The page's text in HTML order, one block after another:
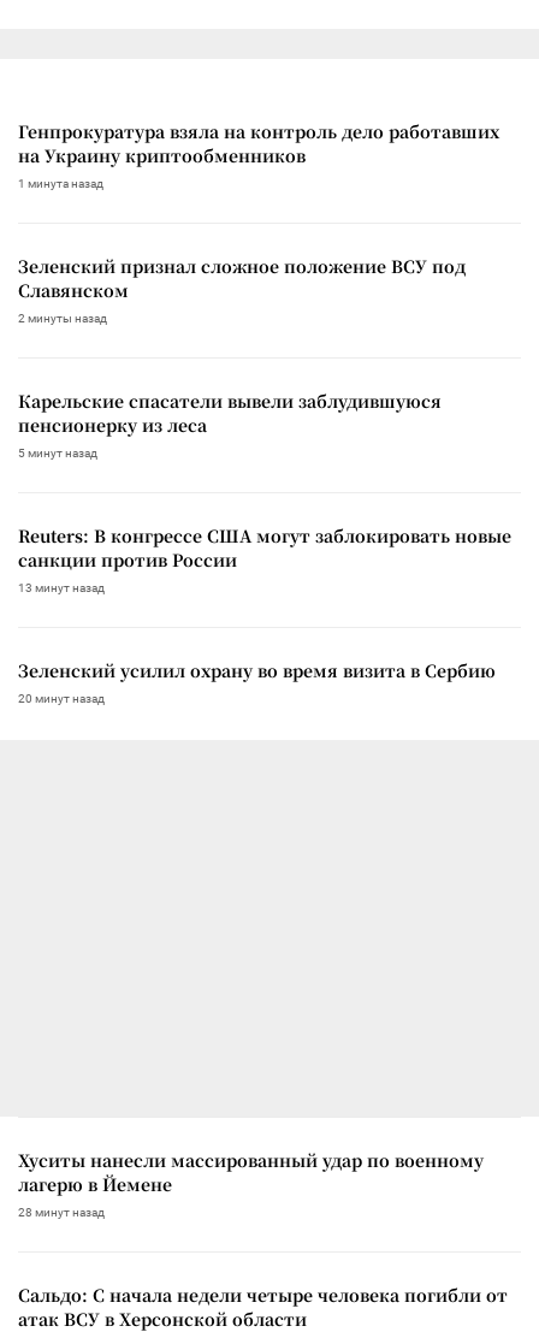
Генпрокуратура взяла на контроль дело работавших
на Украину криптообменников
1 минута назад
Зеленский признал сложное положение ВСУ под
Славянском
2 минуты назад
Карельские спасатели вывели заблудившуюся
пенсионерку из леса
5 минут назад
Reuters: В конгрессе США могут заблокировать новые
санкции против России
13 минут назад
Зеленский усилил охрану во время визита в Сербию
20 минут назад
Хуситы нанесли массированный удар по военному
лагерю в Йемене
28 минут назад
Сальдо: С начала недели четыре человека погибли от
атак ВСУ в Херсонской области